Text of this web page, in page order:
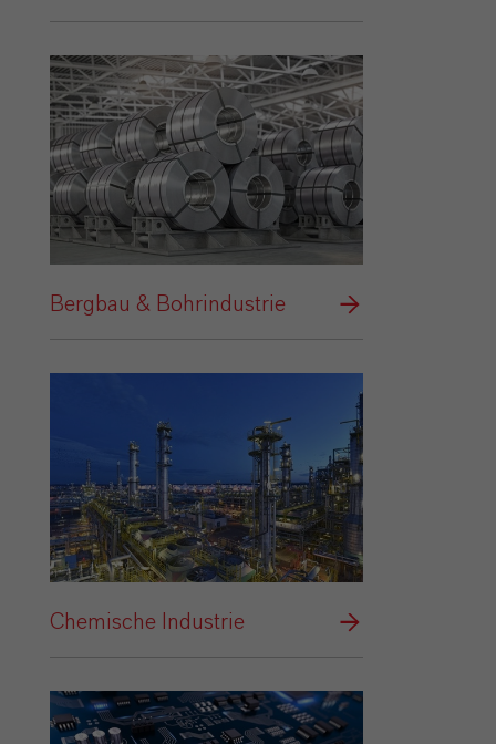
Bergbau & Bohrindustrie
Chemische Industrie